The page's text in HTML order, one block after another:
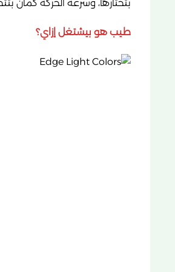
بتختارها، وسرعة الحركة كمان
طيب هو بيشتغل إزاي؟